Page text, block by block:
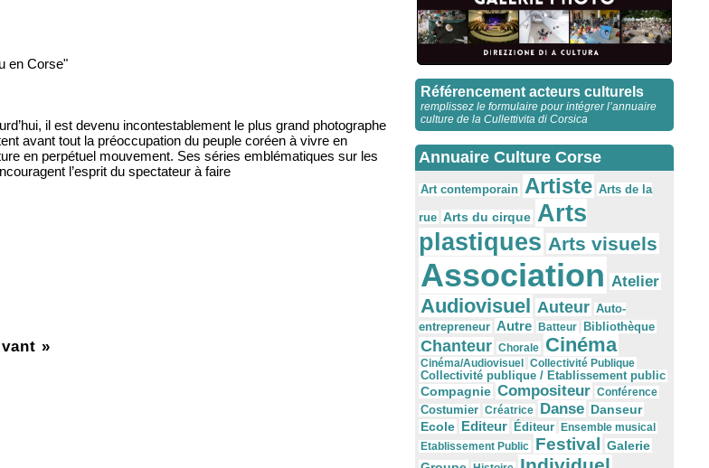
en Corse"
il est devenu incontestablement le plus grand photographe
avant tout la préoccupation du peuple coréen à vivre en
en perpétuel mouvement. Ses séries emblématiques sur les
l’esprit du spectateur à faire
»
Référencement acteurs culturels
remplissez le formulaire pour intégrer l’annuaire
culture de la Cullettivita di Corsica
Annuaire Culture Corse
Art contemporain Artiste Arts de la
rue Arts du cirque Arts
plastiques Arts visuels
Association Atelier
Audiovisuel Auteur Auto-
entrepreneur Autre Batteur Bibliothèque
Chanteur Chorale Cinéma
Cinéma/Audiovisuel
Collectivité Publique
Collectivité publique / Etablissement public
Compagnie Compositeur Conférence
Costumier Créatrice Danse Danseur
Ecole Editeur Éditeur
Ensemble musical
Etablissement Public Festival Galerie